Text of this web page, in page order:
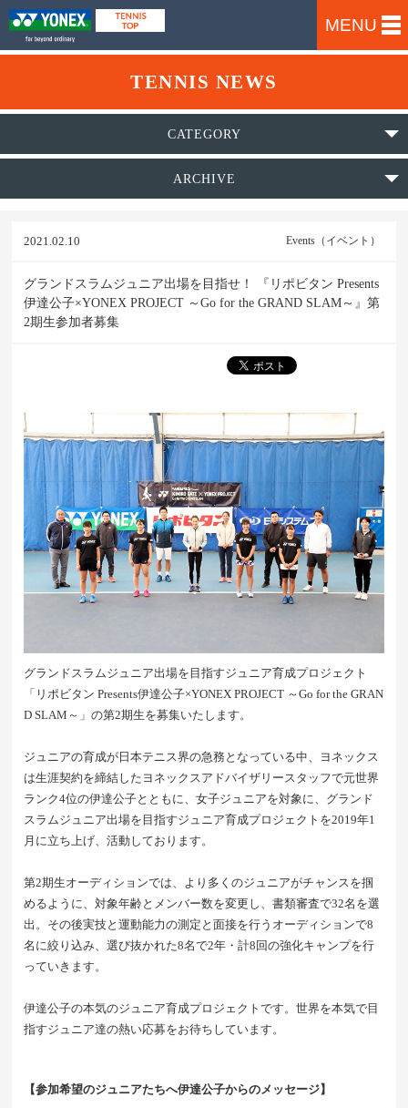
MENU
TENNIS NEWS
CATEGORY
ARCHIVE
2021.02.10 Events（イベント）
グランドスラムジュニア出場を目指せ！ 『リポビタン Presents
伊達公子×YONEX PROJECT ～Go for the GRAND SLAM～』第
2期生参加者募集
グランドスラムジュニア出場を目指すジュニア育成プロジェクト
「リポビタン Presents伊達公子×YONEX PROJECT ～Go for the GRAN
D SLAM～」の第2期生を募集いたします。
ジュニアの育成が日本テニス界の急務となっている中、ヨネックス
は生涯契約を締結したヨネックスアドバイザリースタッフで元世界
ランク4位の伊達公子とともに、女子ジュニアを対象に、グランド
スラムジュニア出場を目指すジュニア育成プロジェクトを2019年1
月に立ち上げ、活動しております。
第2期生オーディションでは、より多くのジュニアがチャンスを掴
めるように、対象年齢とメンバー数を変更し、書類審査で32名を選
出。その後実技と運動能力の測定と面接を行うオーディションで8
名に絞り込み、選び抜かれた8名で2年・計8回の強化キャンプを行
っていきます。
伊達公子の本気のジュニア育成プロジェクトです。世界を本気で目
指すジュニア達の熱い応募をお待ちしています。
【参加希望のジュニアたちへ伊達公子からのメッセージ】